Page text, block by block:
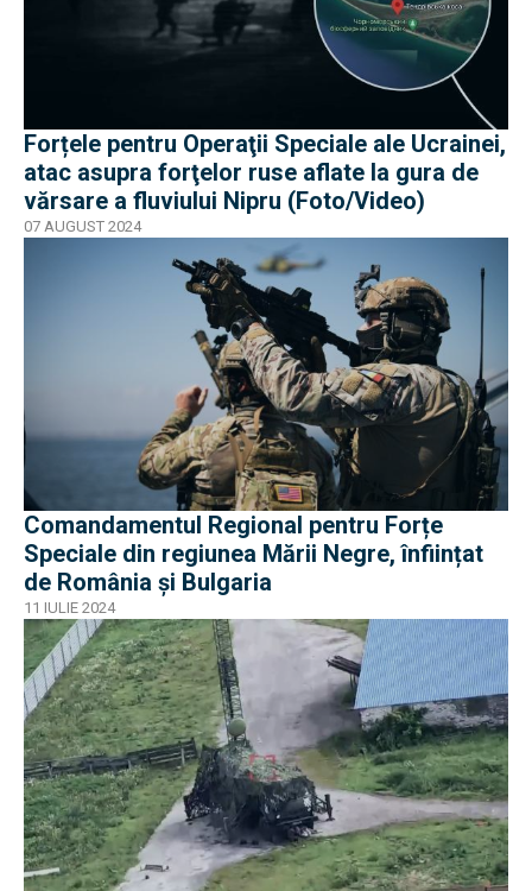
Forțele pentru Operaţii Speciale ale Ucrainei,
atac asupra forţelor ruse aflate la gura de
vărsare a fluviului Nipru (Foto/Video)
07 AUGUST 2024
Comandamentul Regional pentru Forțe
Speciale din regiunea Mării Negre, înființat
de România şi Bulgaria
11 IULIE 2024